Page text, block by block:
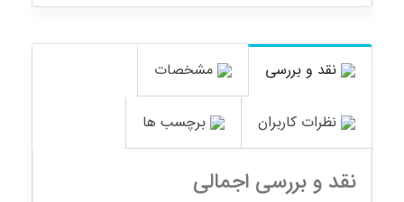
نقد و بررسی مشخصات
نظرات کاربران برچسب ها
نقد و بررسی اجمالی